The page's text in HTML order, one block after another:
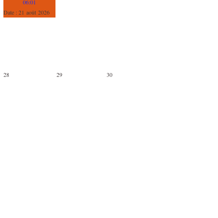
06:01
Date :21 août 2026
28 29 30